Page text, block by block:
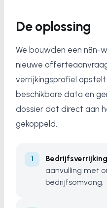
De oplossing
We bouwden een n8n-
nieuwe
verrijkingsprofiel
beschikbare data en
dossier dat direct aan
gekoppeld.
aanvulling met
bedrijfsomvang.